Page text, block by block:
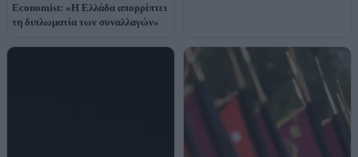
Economist: «Η Ελλάδα απορρίπτει
τη διπλωματία των συναλλαγών»